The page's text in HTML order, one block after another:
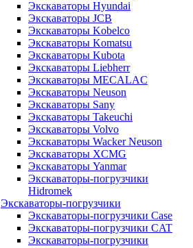
Экскаваторы Hyundai
Экскаваторы JCB
Экскаваторы Kobelco
Экскаваторы Komatsu
Экскаваторы Kubota
Экскаваторы Liebherr
Экскаваторы MECALAC
Экскаваторы Neuson
Экскаваторы Sany
Экскаваторы Takeuchi
Экскаваторы Volvo
Экскаваторы Wacker Neuson
Экскаваторы XCMG
Экскаваторы Yanmar
Экскаваторы-погрузчики
Hidromek
Экскаваторы-погрузчики
Экскаваторы-погрузчики Case
Экскаваторы-погрузчики CAT
Экскаваторы-погрузчики